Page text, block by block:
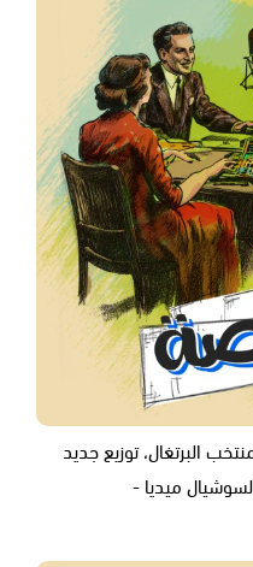
البرتغال، توزيع جديد
ميديا -